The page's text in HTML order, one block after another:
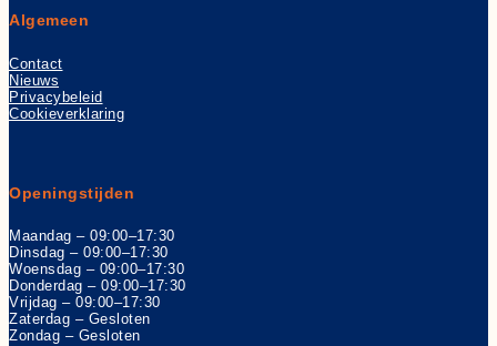
Algemeen
Contact
Nieuws
Privacybeleid
Cookieverklaring
Openingstijden
Maandag – 09:00–17:30
Dinsdag – 09:00–17:30
Woensdag – 09:00–17:30
Donderdag – 09:00–17:30
Vrijdag – 09:00–17:30
Zaterdag – Gesloten
Zondag – Gesloten